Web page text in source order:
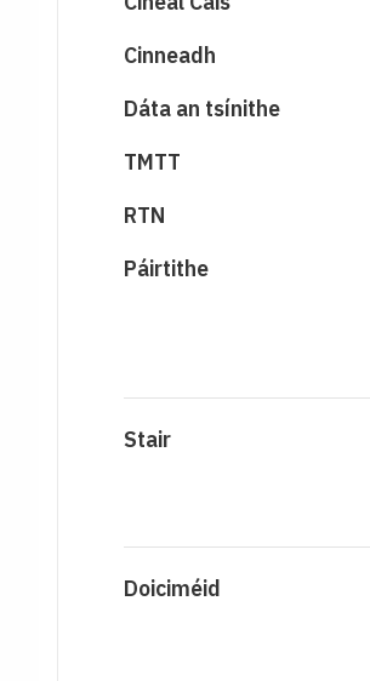
Cinneadh
Dáta an tsínithe
TMTT
RTN
Páirtithe
Stair
Doiciméid